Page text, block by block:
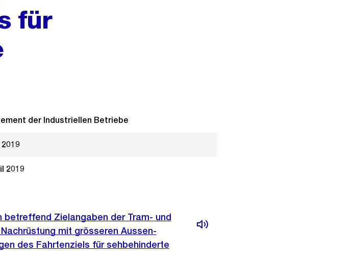
für
der Industriellen Betriebe
2019
betreffend Zielangaben der Tram- und
mit grösseren Aussen-
des Fahrtenziels für sehbehinderte